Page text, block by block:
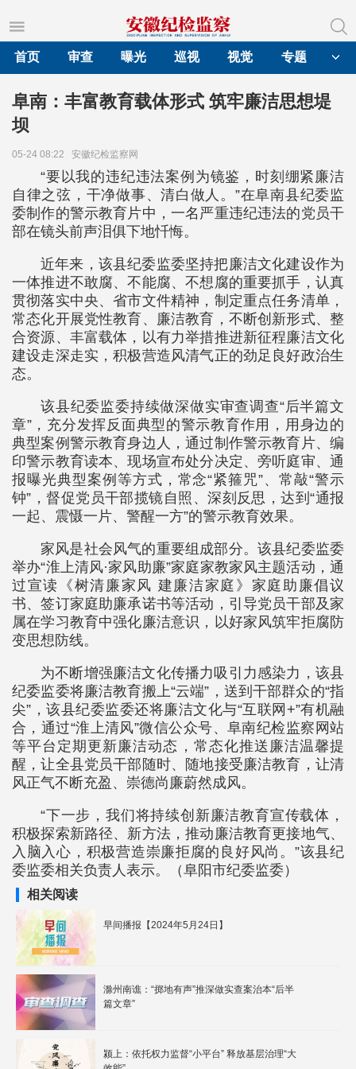
首页
审查 曝光 巡视 视觉 专题
阜南：丰富教育载体形式 筑牢廉洁思想堤
坝
05-24 08:22 安徽纪检监察网
“要以我的违纪违法案例为镜鉴，时刻绷紧廉洁
自律之弦，干净做事、清白做人。”在阜南县纪委监
委制作的警示教育片中，一名严重违纪违法的党员干
部在镜头前声泪俱下地忏悔。
近年来，该县纪委监委坚持把廉洁文化建设作为
一体推进不敢腐、不能腐、不想腐的重要抓手，认真
贯彻落实中央、省市文件精神，制定重点任务清单，
常态化开展党性教育、廉洁教育，不断创新形式、整
合资源、丰富载体，以有力举措推进新征程廉洁文化
建设走深走实，积极营造风清气正的劲足良好政治生
态。
该县纪委监委持续做深做实审查调查“后半篇文
章”，充分发挥反面典型的警示教育作用，用身边的
典型案例警示教育身边人，通过制作警示教育片、编
印警示教育读本、现场宣布处分决定、旁听庭审、通
报曝光典型案例等方式，常念“紧箍咒”、常敲“警示
钟”，督促党员干部揽镜自照、深刻反思，达到“通报
一起、震慑一片、警醒一方”的警示教育效果。
家风是社会风气的重要组成部分。该县纪委监委
举办“淮上清风·家风助廉”家庭家教家风主题活动，通
过宣读《树清廉家风 建廉洁家庭》家庭助廉倡议
书、签订家庭助廉承诺书等活动，引导党员干部及家
属在学习教育中强化廉洁意识，以好家风筑牢拒腐防
变思想防线。
为不断增强廉洁文化传播力吸引力感染力，该县
纪委监委将廉洁教育搬上“云端”，送到干部群众的“指
尖”，该县纪委监委还将廉洁文化与“互联网+”有机融
合，通过“淮上清风”微信公众号、阜南纪检监察网站
等平台定期更新廉洁动态，常态化推送廉洁温馨提
醒，让全县党员干部随时、随地接受廉洁教育，让清
风正气不断充盈、崇德尚廉蔚然成风。
“下一步，我们将持续创新廉洁教育宣传载体，
积极探索新路径、新方法，推动廉洁教育更接地气、
入脑入心，积极营造崇廉拒腐的良好风尚。”该县纪
委监委相关负责人表示。（阜阳市纪委监委）
相关阅读
早间播报【2024年5月24日】
滁州南谯：“掷地有声”推深做实查案治本“后半
篇文章”
颍上：依托权力监督“小平台” 释放基层治理“大